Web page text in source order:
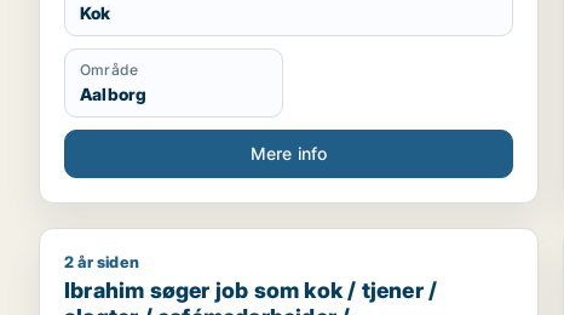
Kok
Område
Aalborg
Mere info
Ibrahim søger job som kok / tjener / slagter /
2 år siden
Ibrahim søger job som kok / tjener /